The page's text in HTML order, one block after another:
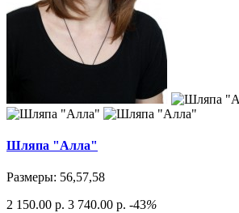
Шляпа "Алла"
Размеры: 56,57,58
2 150.00 р. 3 740.00 р. -43%